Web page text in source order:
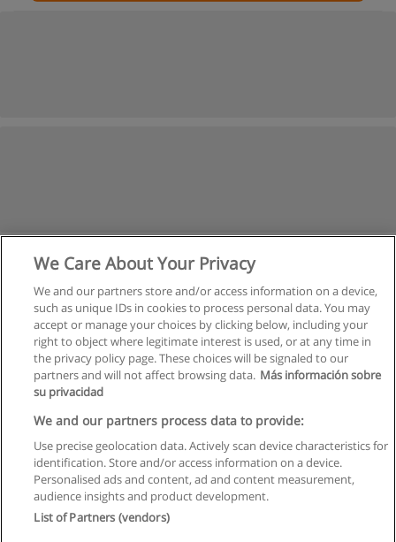
Règles d'utilisation
Confidentialité des données
Contacter Educaedu
Copyright © Educaedu Business S.L. - CIF : B-95610580: -
We Care About Your Privacy
We and our partners store and/or access information on a device,
such as unique IDs in cookies to process personal data. You may
accept or manage your choices by clicking below, including your
right to object where legitimate interest is used, or at any time in
the privacy policy page. These choices will be signaled to our
partners and will not affect browsing data. Más información sobre
su privacidad
We and our partners process data to provide:
Use precise geolocation data. Actively scan device characteristics for
identification. Store and/or access information on a device.
Personalised ads and content, ad and content measurement,
audience insights and product development.
List of Partners (vendors)